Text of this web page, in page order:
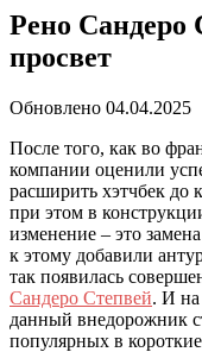
Рено Сандеро
просвет
Обновлено 04.04.2025
После того, как во
компании оценили
расширить хэтчбек до
при этом в
изменение – это
к этому добавили
так появилась
Сандеро Степвей. И на
данный внедорожник
популярных в